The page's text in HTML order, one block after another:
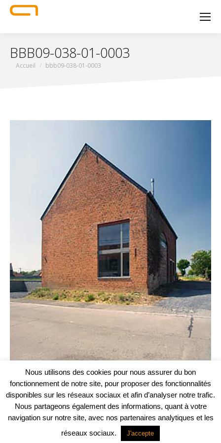
BBB09-038-01-0003
Vous êtes ici :
Accueil bbb09-038-01-0003
Projet web -Agence Communication Support
Nous utilisons des cookies pour nous assurer du bon
fonctionnement de notre site, pour proposer des fonctionnalités
disponibles sur les réseaux sociaux et afin d’analyser notre trafic.
Nous partageons également des informations, quant à votre
navigation sur notre site, avec nos partenaires analytiques et les
réseaux sociaux.
J'accepte